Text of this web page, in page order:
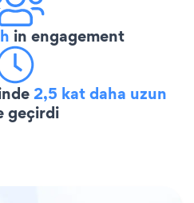
in engagement
2,5 kat daha uzun
geçirdi